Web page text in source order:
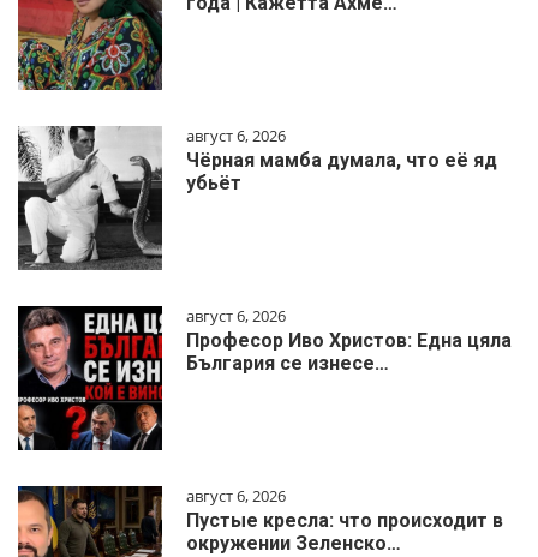
август 6, 2026
Чёрная мамба думала, что её яд
убьёт
август 6, 2026
Професор Иво Христов: Една цяла
България се изнесе…
август 6, 2026
Пустые кресла: что происходит в
окружении Зеленско…